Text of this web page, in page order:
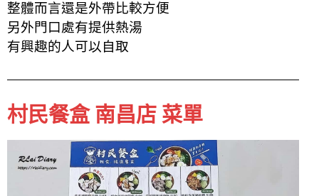
整體而言還是外帶比較方便
另外門口處有提供熱湯
有興趣的人可以自取
村民餐盒 南昌店 菜單